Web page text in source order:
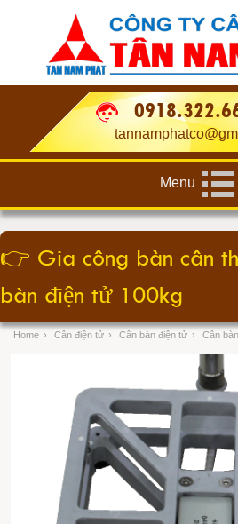
Menu
👉 Gia công bàn cân
bàn điện tử 100kg
Home › Cân điện tử › Cân bàn điện tử › Cân